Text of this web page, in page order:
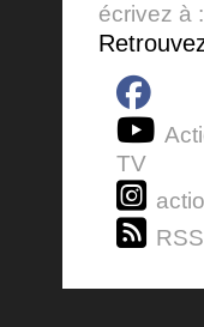
écrivez à :
TV